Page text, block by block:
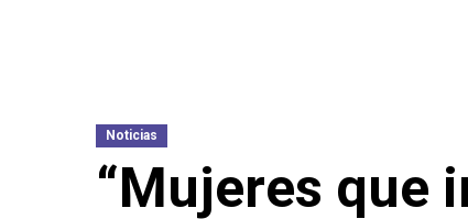
Noticias
“Mujeres que